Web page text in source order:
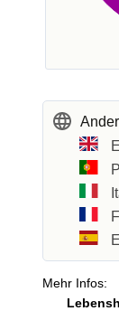
Mehr Infos: